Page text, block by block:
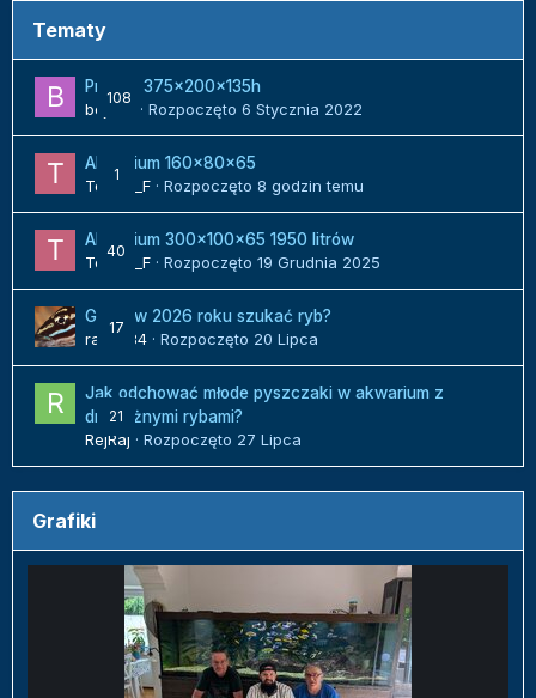
Tematy
108
Projekt 375x200x135h
bojack
· Rozpoczęto 6 Stycznia 2022
1
Akwarium 160x80x65
Tomek_F · Rozpoczęto 8 godzin temu
40
Akwarium 300x100x65 1950 litrów
Tomek_F · Rozpoczęto 19 Grudnia 2025
17
Gdzie w 2026 roku szukać ryb?
radek84 · Rozpoczęto 20 Lipca
21
Jak odchować młode pyszczaki w akwarium z
drapieżnymi rybami?
RejRaj · Rozpoczęto 27 Lipca
Grafiki